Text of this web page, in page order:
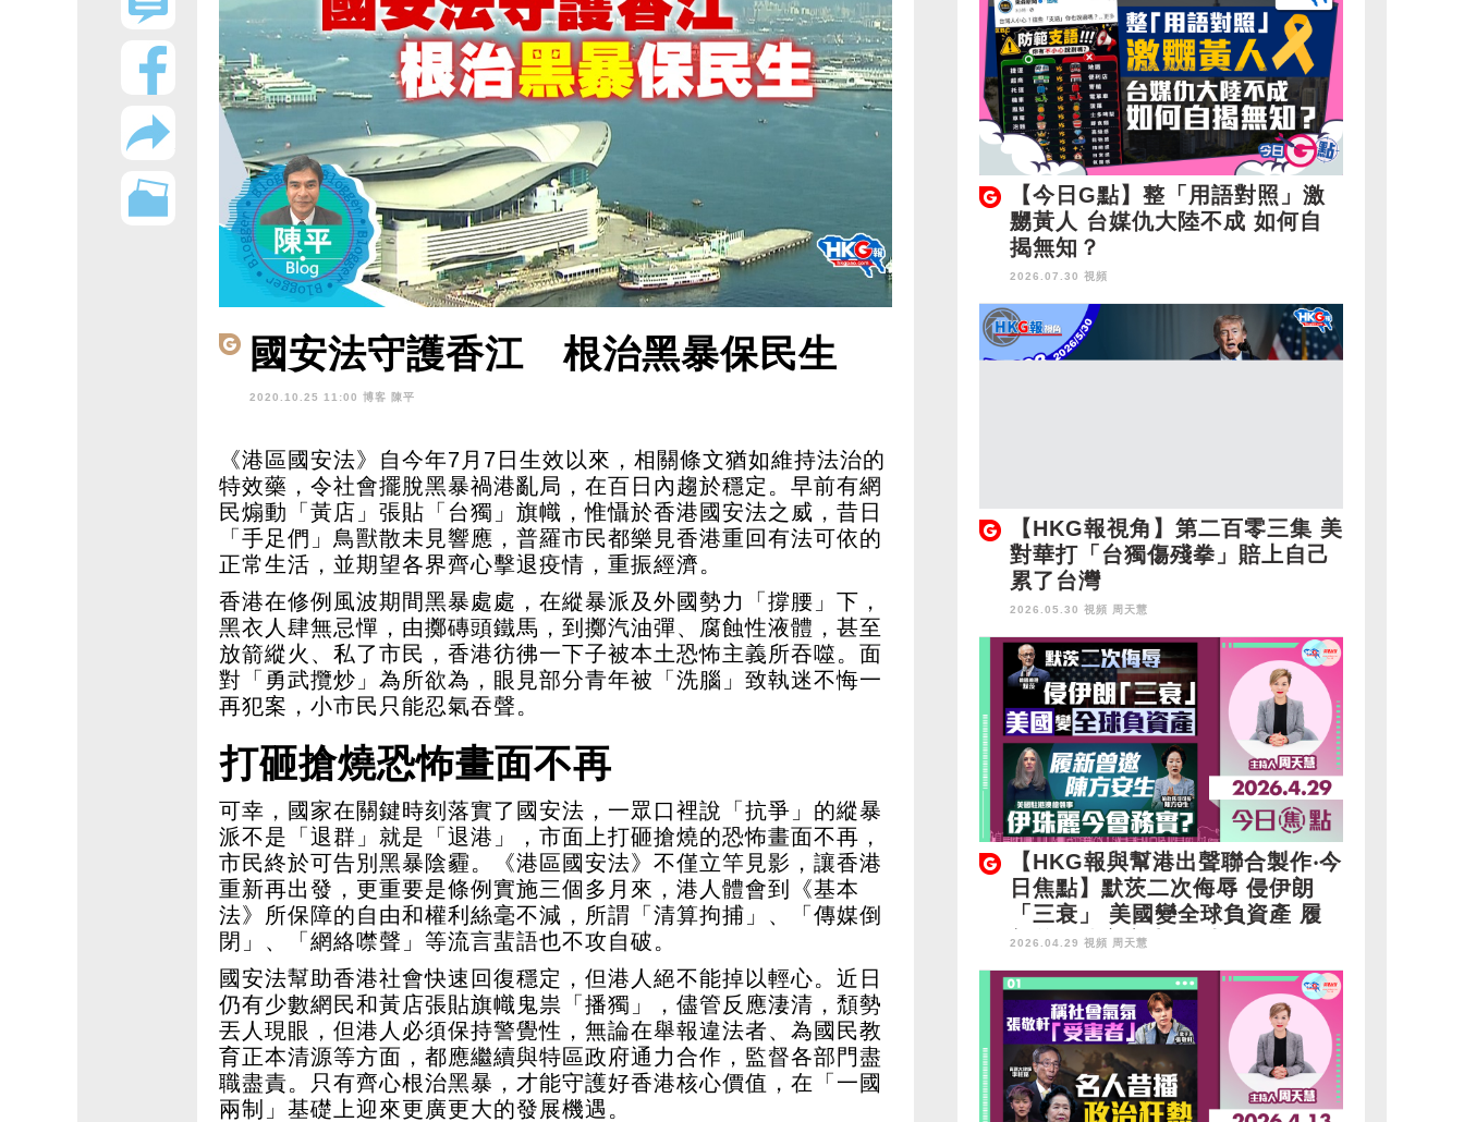
國安法守護香江 根治黑暴保民生
2020.10.25 11:00 博客 陳平
《港區國安法》自今年7月7日生效以來，相關條文猶如維持法治的
特效藥，令社會擺脫黑暴禍港亂局，在百日內趨於穩定。早前有網
民煽動「黃店」張貼「台獨」旗幟，惟懾於香港國安法之威，昔日
「手足們」鳥獸散未見響應，普羅市民都樂見香港重回有法可依的
正常生活，並期望各界齊心擊退疫情，重振經濟。
香港在修例風波期間黑暴處處，在縱暴派及外國勢力「撐腰」下，
黑衣人肆無忌憚，由擲磚頭鐵馬，到擲汽油彈、腐蝕性液體，甚至
放箭縱火、私了市民，香港彷彿一下子被本土恐怖主義所吞噬。面
對「勇武攬炒」為所欲為，眼見部分青年被「洗腦」致執迷不悔一
再犯案，小市民只能忍氣吞聲。
打砸搶燒恐怖畫面不再
可幸，國家在關鍵時刻落實了國安法，一眾口裡說「抗爭」的縱暴
派不是「退群」就是「退港」，市面上打砸搶燒的恐怖畫面不再，
市民終於可告別黑暴陰霾。《港區國安法》不僅立竿見影，讓香港
重新再出發，更重要是條例實施三個多月來，港人體會到《基本
法》所保障的自由和權利絲毫不減，所謂「清算拘捕」、「傳媒倒
閉」、「網絡噤聲」等流言蜚語也不攻自破。
國安法幫助香港社會快速回復穩定，但港人絕不能掉以輕心。近日
仍有少數網民和黃店張貼旗幟鬼祟「播獨」，儘管反應淒清，頹勢
丟人現眼，但港人必須保持警覺性，無論在舉報違法者、為國民教
育正本清源等方面，都應繼續與特區政府通力合作，監督各部門盡
職盡責。只有齊心根治黑暴，才能守護好香港核心價值，在「一國
兩制」基礎上迎來更廣更大的發展機遇。
【今日G點】整「用語對照」激
嬲黃人 台媒仇大陸不成 如何自
揭無知？
2026.07.30 視頻
【HKG報視角】第二百零三集 美
對華打「台獨傷殘拳」賠上自己
累了台灣
2026.05.30 視頻 周天慧
【HKG報與幫港出聲聯合製作‧今
日焦點】默茨二次侮辱 侵伊朗
「三衰」 美國變全球負資產 履
新曾邀陳方安生 伊珠麗今會務
實？
2026.04.29 視頻 周天慧